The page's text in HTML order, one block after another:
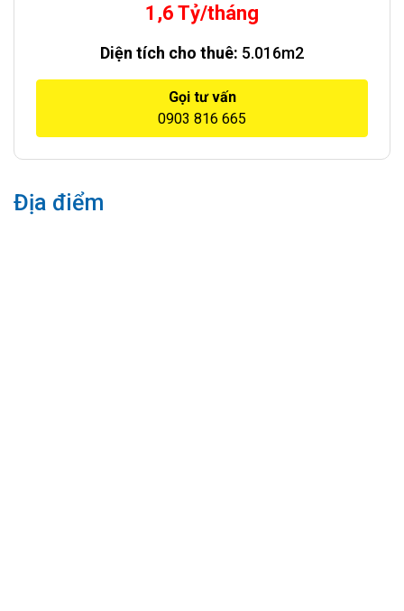
1,6 Tỷ/tháng
Diện tích cho thuê: 5.016m2
Gọi tư vấn
0903 816 665
Địa điểm